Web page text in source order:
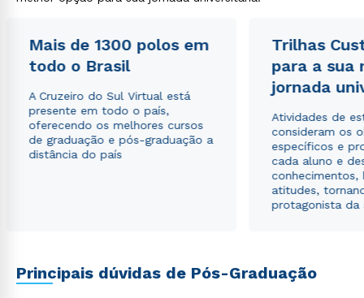
Mais de 1300 polos em
todo o Brasil
A Cruzeiro do Sul Virtual está
presente em todo o país,
oferecendo os melhores cursos
de graduação e pós-graduação a
distância do país
Trilhas
para a sua
jornada
Atividades de
consideram os
específicos e
cada aluno e
conhecimentos,
atitudes,
protagonista da
Principais dúvidas de Pós-Graduação
Estou de acordo com a Política de Privacidade.
autorizo que meus dados sejam utilizados para o
envio de conteúdos da Cruzeiro do Sul.